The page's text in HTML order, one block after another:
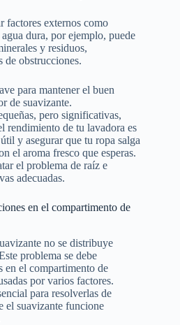
factores externos como
dura, por ejemplo, puede
y residuos,
de obstrucciones.
para mantener el buen
de suavizante.
pero significativas,
rendimiento de tu lavadora es
y asegurar que tu ropa salga
el aroma fresco que esperas.
el problema de raíz e
adecuadas.
en el compartimento de
no se distribuye
problema se debe
en el compartimento de
por varios factores.
para resolverlas de
el suavizante funcione